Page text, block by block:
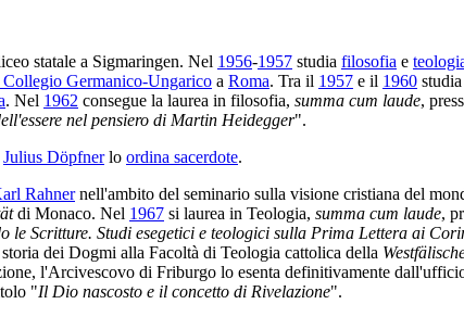
statale a Sigmaringen. Nel 1956-1957 studia filosofia e
Germanico-Ungarico a Roma. Tra il 1957 e il 1960 studia
. Nel 1962 consegue la laurea in filosofia, summa cum laude,
nel pensiero di Martin Heidegger".
Julius Döpfnerlo ordina sacerdote.
Rahnernell'ambito del seminario sulla visione cristiana del
di Monaco. Nel 1967 si laurea in Teologia, summa cum laude,
le Scritture. Studi esegetici e teologici sulla Prima Lettera ai
dei Dogmi alla Facoltà di Teologia cattolica della
l'Arcivescovo di Friburgo lo esenta definitivamente
"Il Dio nascosto e il concetto di Rivelazione".